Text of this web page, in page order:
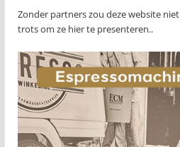
Zonder partners zou deze website
trots om ze hier te presenteren..